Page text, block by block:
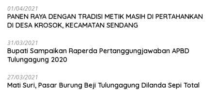
01/04/2021
PANEN RAYA DENGAN TRADISI METIK MASIH DI PERTAHANKAN
DI DESA KROSOK, KECAMATAN SENDANG
31/03/2021
Bupati Sampaikan Raperda Pertanggungjawaban APBD
Tulungagung 2020
27/03/2021
Mati Suri, Pasar Burung Beji Tulungagung Dilanda Sepi Total